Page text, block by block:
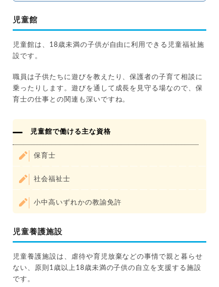
児童館
児童館は、18歳未満の子供が自由に利用できる児童福祉施
設です。
職員は子供たちに遊びを教えたり、保護者の子育て相談に
乗ったりします。遊びを通して成長を見守る場なので、保
育士の仕事との関連も深いですね。
児童館で働ける主な資格
保育士
社会福祉士
小中高いずれかの教諭免許
児童養護施設
児童養護施設は、虐待や育児放棄などの事情で親と暮らせ
ない、原則1歳以上18歳未満の子供の自立を支援する施設
です。